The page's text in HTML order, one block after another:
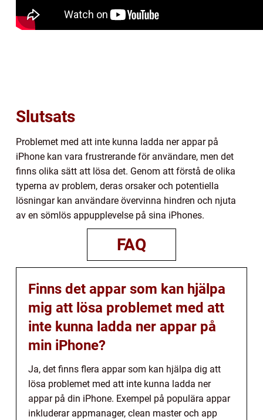
Slutsats
Problemet med att inte kunna ladda ner appar på
iPhone kan vara frustrerande för användare, men det
finns olika sätt att lösa det. Genom att förstå de olika
typerna av problem, deras orsaker och potentiella
lösningar kan användare övervinna hindren och njuta
av en sömlös appupplevelse på sina iPhones.
FAQ
Finns det appar som kan hjälpa
mig att lösa problemet med att
inte kunna ladda ner appar på
min iPhone?
Ja, det finns flera appar som kan hjälpa dig att
lösa problemet med att inte kunna ladda ner
appar på din iPhone. Exempel på populära appar
inkluderar appmanager, clean master och app